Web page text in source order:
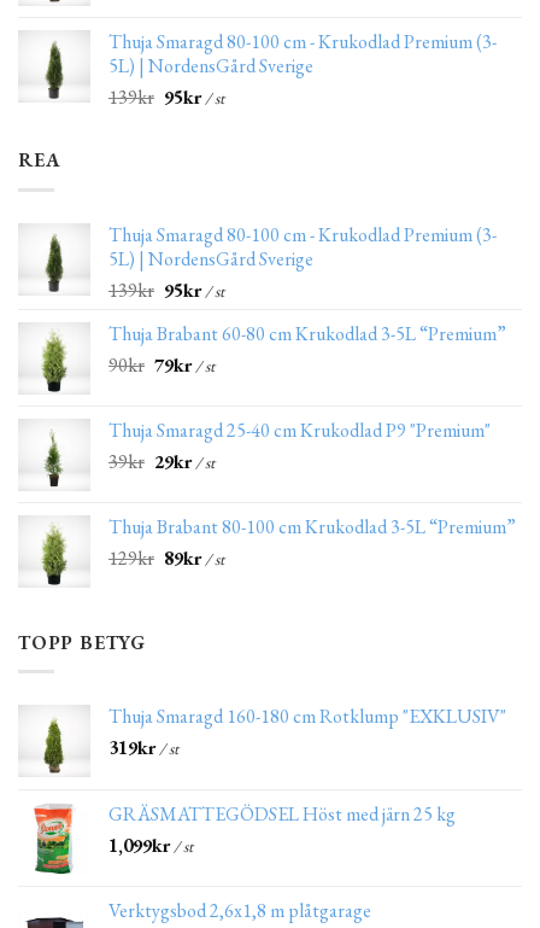
Thuja Smaragd 80-100 cm - Krukodlad Premium (3-
5L) | NordensGård Sverige
139kr 95kr/ st
REA
Thuja Smaragd 80-100 cm - Krukodlad Premium (3-
5L) | NordensGård Sverige
139kr 95kr/ st
Thuja Brabant 60-80 cm Krukodlad 3-5L “Premium”
90kr 79kr/ st
Thuja Smaragd 25-40 cm Krukodlad P9 "Premium"
39kr 29kr/ st
Thuja Brabant 80-100 cm Krukodlad 3-5L “Premium”
129kr 89kr/ st
TOPP BETYG
Thuja Smaragd 160-180 cm Rotklump "EXKLUSIV"
319kr/ st
GRÄSMATTEGÖDSEL Höst med järn 25 kg
1,099kr/ st
Verktygsbod 2,6x1,8 m plåtgarage